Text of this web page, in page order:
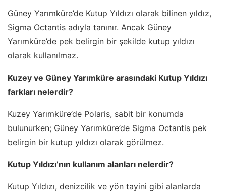
Güney Yarımküre’de Kutup Yıldızı olarak bilinen yıldız,
Sigma Octantis adıyla tanınır. Ancak Güney
Yarımküre’de pek belirgin bir şekilde kutup yıldızı
olarak kullanılmaz.
Kuzey ve Güney Yarımküre arasındaki Kutup Yıldızı
farkları nelerdir?
Kuzey Yarımküre’de Polaris, sabit bir konumda
bulunurken; Güney Yarımküre’de Sigma Octantis pek
belirgin bir kutup yıldızı olarak görülmez.
Kutup Yıldızı’nın kullanım alanları nelerdir?
Kutup Yıldızı, denizcilik ve yön tayini gibi alanlarda